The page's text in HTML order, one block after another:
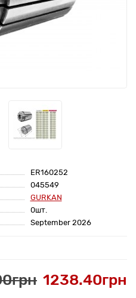
ER160252
045549
GURKAN
0шт.
September 2026
1238.40грн